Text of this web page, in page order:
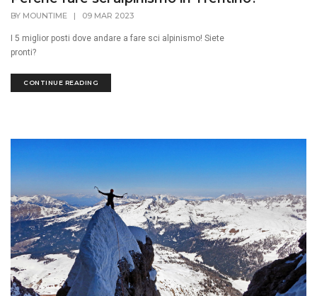
BY MOUNTIME | 09 MAR 2023
I 5 miglior posti dove andare a fare sci alpinismo! Siete
pronti?
CONTINUE READING